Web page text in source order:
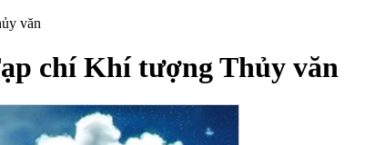
văn
chí Khí tượng Thủy văn